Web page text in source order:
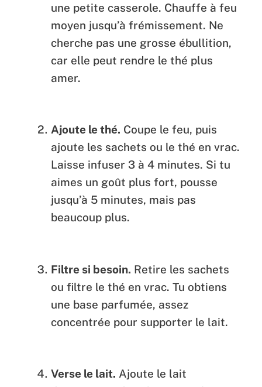
une petite casserole. Chauffe à feu
moyen jusqu’à frémissement. Ne
cherche pas une grosse ébullition,
car elle peut rendre le thé plus
amer.
Ajoute le thé. Coupe le feu, puis
ajoute les sachets ou le thé en vrac.
Laisse infuser 3 à 4 minutes. Si tu
aimes un goût plus fort, pousse
jusqu’à 5 minutes, mais pas
beaucoup plus.
Filtre si besoin. Retire les sachets
ou filtre le thé en vrac. Tu obtiens
une base parfumée, assez
concentrée pour supporter le lait.
Verse le lait. Ajoute le lait